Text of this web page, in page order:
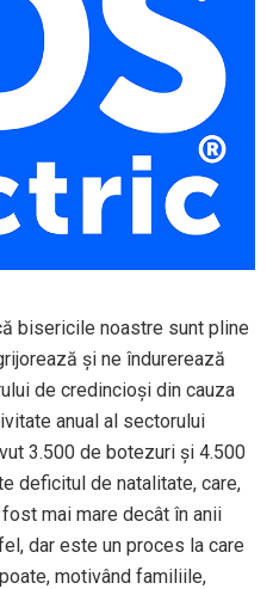
bisericile noastre sunt pline
și ne îndurerează
de credincioși din cauza
anual al sectorului
3.500 de botezuri și 4.500
deficitul de natalitate, care,
mai mare decât în anii
dar este un proces la care
motivând familiile,